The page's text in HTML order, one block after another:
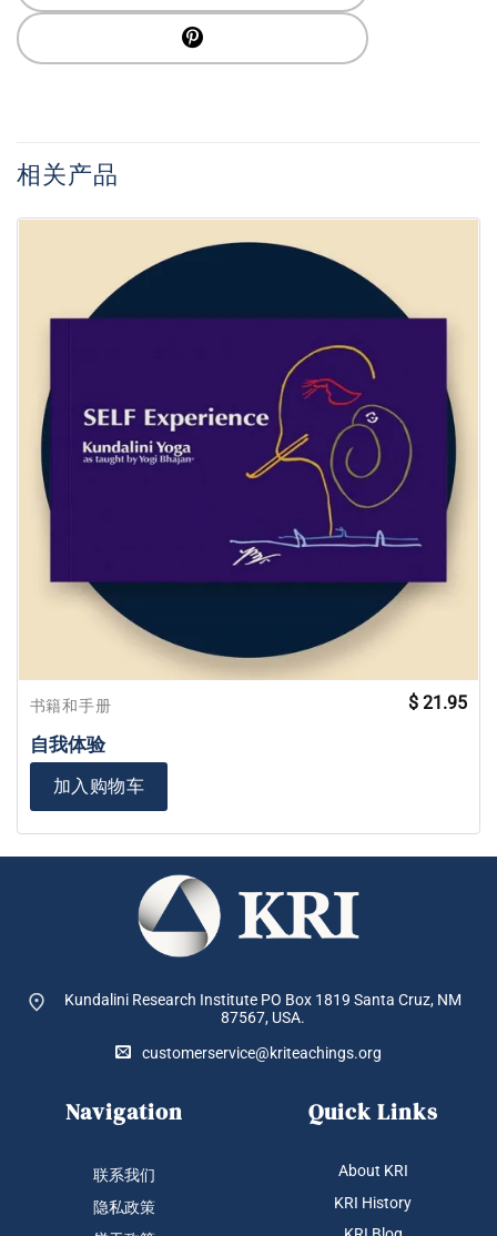
相关产品
书籍和手册
自我体验
$ 21.95
加入购物车
Kundalini Research Institute PO Box 1819 Santa Cruz, NM
87567, USA.
customerservice@kriteachings.org
Navigation
联系我们
隐私政策
Quick Links
About KRI
KRI History